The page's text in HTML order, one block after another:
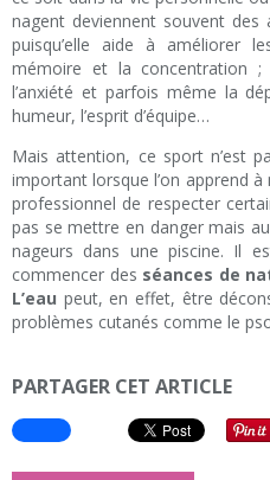
nagent deviennent souvent
puisqu’elle aide à améliorer
mémoire et la concentration
l’anxiété et parfois même la
humeur, l’esprit d’équipe…
Mais attention, ce sport n’est
important lorsque l’on apprend
professionnel de respecter
pas se mettre en danger mais
nageurs dans une piscine. Il
commencer des séances de
L’eau peut, en effet, être
problèmes cutanés comme le
PARTAGER CET ARTICLE